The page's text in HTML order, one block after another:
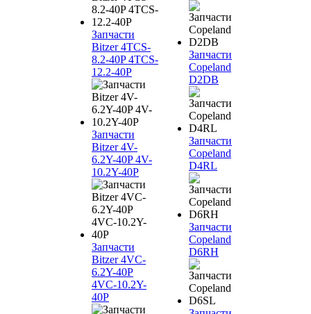
Запчасти
Bitzer 4TCS-
8.2-40P 4TCS-
12.2-40P
Запчасти
Bitzer 4V-
6.2Y-40P 4V-
10.2Y-40P
Запчасти
Bitzer 4VC-
6.2Y-40P
4VC-10.2Y-
40P
Запчасти
Copeland
D2DB
Запчасти
Copeland
D4RL
Запчасти
Copeland
D6RH